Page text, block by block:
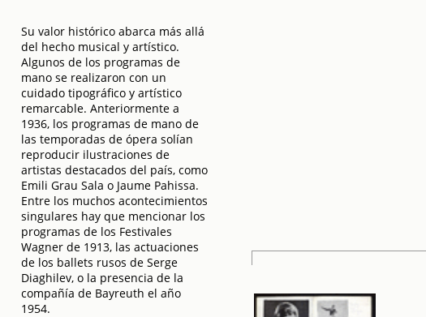
Su valor histórico abarca más allá
del hecho musical y artístico.
Algunos de los programas de
mano se realizaron con un
cuidado tipográfico y artístico
remarcable. Anteriormente a
1936, los programas de mano de
las temporadas de ópera solían
reproducir ilustraciones de
artistas destacados del país, como
Emili Grau Sala o Jaume Pahissa.
Entre los muchos acontecimientos
singulares hay que mencionar los
programas de los Festivales
Wagner de 1913, las actuaciones
de los ballets rusos de Serge
Diaghilev, o la presencia de la
compañía de Bayreuth el año
1954.